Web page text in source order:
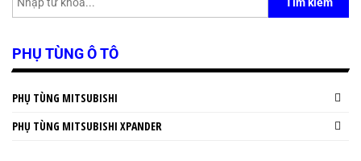
PHỤ TÙNG Ô TÔ
PHỤ TÙNG MITSUBISHI
PHỤ TÙNG MITSUBISHI XPANDER